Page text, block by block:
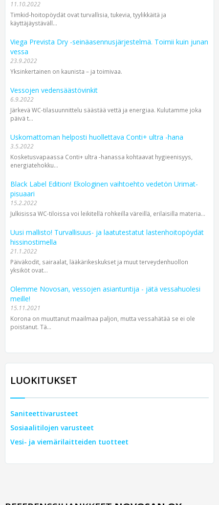
11.10.2022
Timkid-hoitopöydät ovat turvallisia, tukevia, tyylikkäitä ja
käyttäjäystäväll...
Viega Prevista Dry -seinäasennusjärjestelmä. Toimii kuin junan
vessa
23.9.2022
Yksinkertainen on kaunista – ja toimivaa.
Vessojen vedensäästövinkit
6.9.2022
Järkevä WC-tilasuunnittelu säästää vettä ja energiaa. Kulutamme joka
päivä t...
Uskomattoman helposti huollettava Conti+ ultra -hana
3.5.2022
Kosketusvapaassa Conti+ ultra -hanassa kohtaavat hygieenisyys,
energiatehokku...
Black Label Edition! Ekologinen vaihtoehto vedetön Urimat-
pisuaari
15.2.2022
Julkisissa WC-tiloissa voi leikitellä rohkeilla väreillä, erilaisilla materia...
Uusi mallisto! Turvallisuus- ja laatutestatut lastenhoitopöydät
hissinostimella
21.1.2022
Päiväkodit, sairaalat, lääkärikeskukset ja muut terveydenhuollon
yksiköt ovat...
Olemme Novosan, vessojen asiantuntija - jätä vessahuolesi
meille!
15.11.2021
Korona on muuttanut maailmaa paljon, mutta vessahätää se ei ole
poistanut. Tä...
LUOKITUKSET
Saniteettivarusteet
Sosiaalitilojen varusteet
Vesi- ja viemärilaitteiden tuotteet